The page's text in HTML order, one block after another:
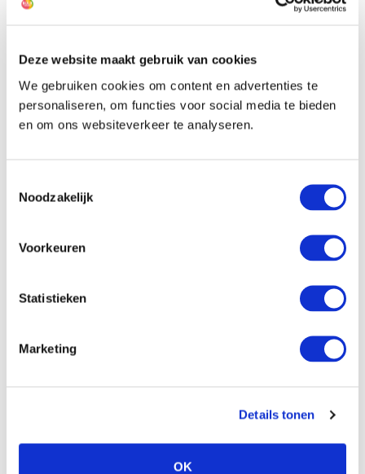
Deze website maakt gebruik van cookies
We gebruiken cookies om content en advertenties te
personaliseren, om functies voor social media te bieden
en om ons websiteverkeer te analyseren.
Noodzakelijk
Voorkeuren
Statistieken
Marketing
Details tonen
OK
7. Pflanztiefe – Sie können
die etwa dem Dreifachen der Zwiebelhöhe
entspricht
Sie können Tulpenzwiebeln in einer Tiefe pflanzen, die
etwa dem Dreifachen der Höhe der Zwiebel selbst
wir besonders vorsichtig mit den Zwiebeln
werden. Legen Sie sie daher sanft in das Loch.
8. Position der Zwiebel – Tulpenzwiebeln
sollten mit der Spitze nach oben gepflanzt